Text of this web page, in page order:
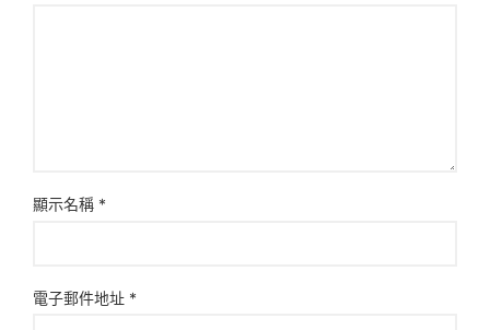
顯示名稱 *
電子郵件地址 *